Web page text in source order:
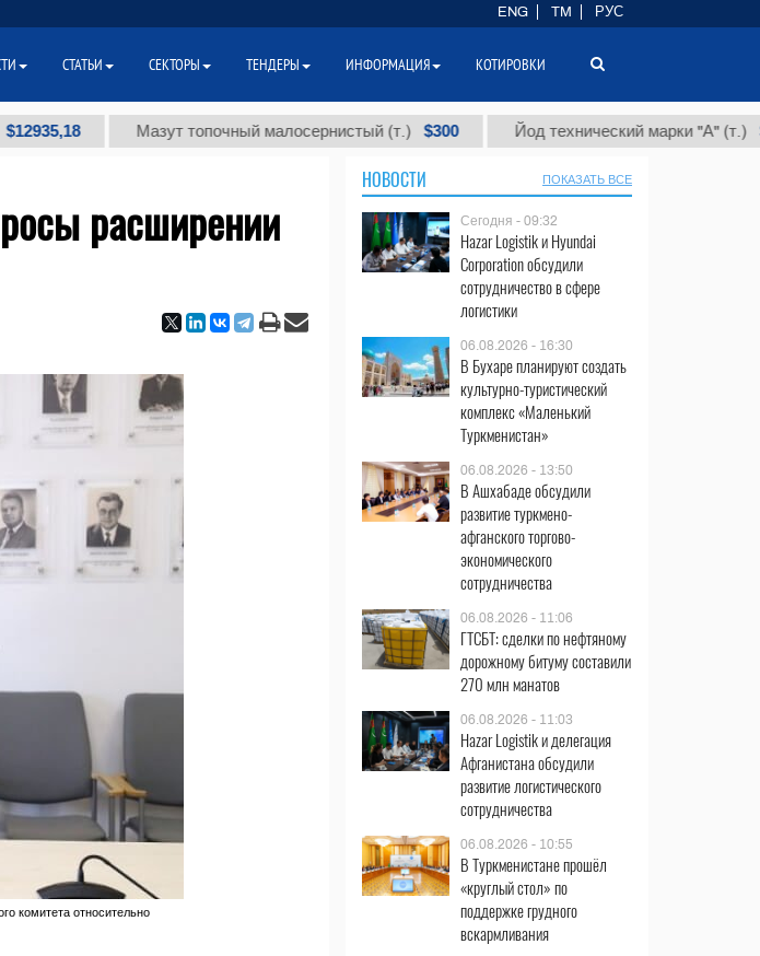
Мазут топочный малосернистый (т.) $300 Йод технический марки "А" (т.) $86 000
расширении
комитета относительно
НОВОСТИ ПОКАЗАТЬ ВСЕ
Сегодня - 09:32
Hazar Logistik и Hyundai
Corporation обсудили
сотрудничество в сфере
логистики
06.08.2026 - 16:30
В Бухаре планируют создать
культурно-туристический
комплекс «Маленький
Туркменистан»
06.08.2026 - 13:50
В Ашхабаде обсудили
развитие туркмено-
афганского торгово-
экономического
сотрудничества
06.08.2026 - 11:06
ГТСБТ: сделки по нефтяному
дорожному битуму составили
270 млн манатов
06.08.2026 - 11:03
Hazar Logistik и делегация
Афганистана обсудили
развитие логистического
сотрудничества
06.08.2026 - 10:55
В Туркменистане прошёл
«круглый стол» по
поддержке грудного
вскармливания
ENG TM РУС
СТАТЬИ СЕКТОРЫ ТЕНДЕРЫ ИНФОРМАЦИЯ КОТИРОВКИ